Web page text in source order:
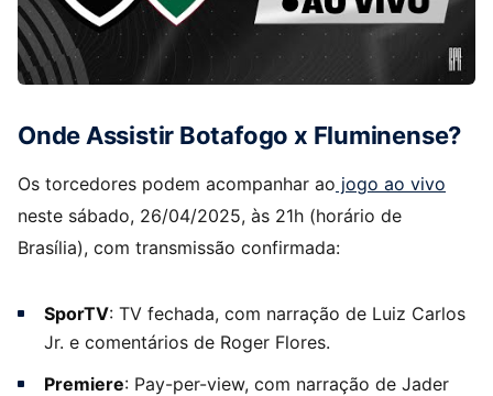
Onde Assistir Botafogo x Fluminense?
Os torcedores podem acompanhar ao jogo ao vivo
neste sábado, 26/04/2025, às 21h (horário de
Brasília), com transmissão confirmada:
SporTV: TV fechada, com narração de Luiz Carlos
Jr. e comentários de Roger Flores.
Premiere: Pay-per-view, com narração de Jader